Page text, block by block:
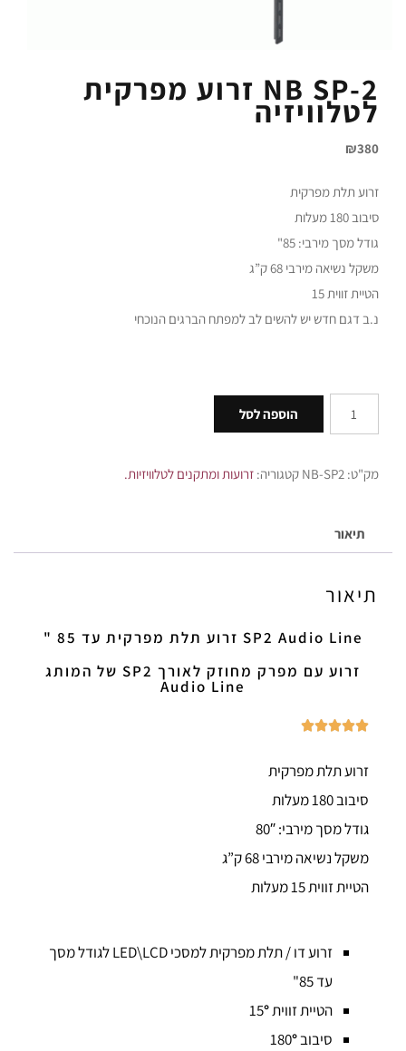
NB SP-2 זרוע מפרקית
לטלוויזיה
₪380
זרוע תלת מפרקית
סיבוב 180 מעלות
גודל מסך מירבי: 85"
משקל נשיאה מירבי 68 ק”ג
הטיית זווית 15
נ.ב דגם חדש יש להשים לב למפתח הברגים הנוכחי
הוספה לסל
מק"ט: NB-SP2 קטגוריה: זרועות ומתקנים לטלוויזיות.
תיאור
תיאור
SP2 Audio Line זרוע תלת מפרקית עד 85 "
זרוע עם מפרק מחוזק לאורך SP2 של המותג
Audio Line





זרוע תלת מפרקית
סיבוב 180 מעלות
גודל מסך מירבי: 80″
משקל נשיאה מירבי 68 ק”ג
הטיית זווית 15 מעלות
זרוע דו / תלת מפרקית למסכי LED\LCD לגודל מסך
עד 85"
הטיית זווית 15°
סיבוב 180°